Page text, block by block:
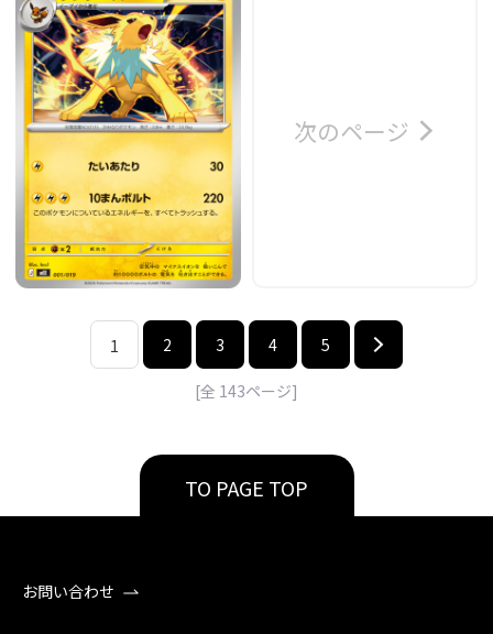
次のページ
1 2 3 4 5
[全 143ページ]
TO PAGE TOP
お問い合わせ